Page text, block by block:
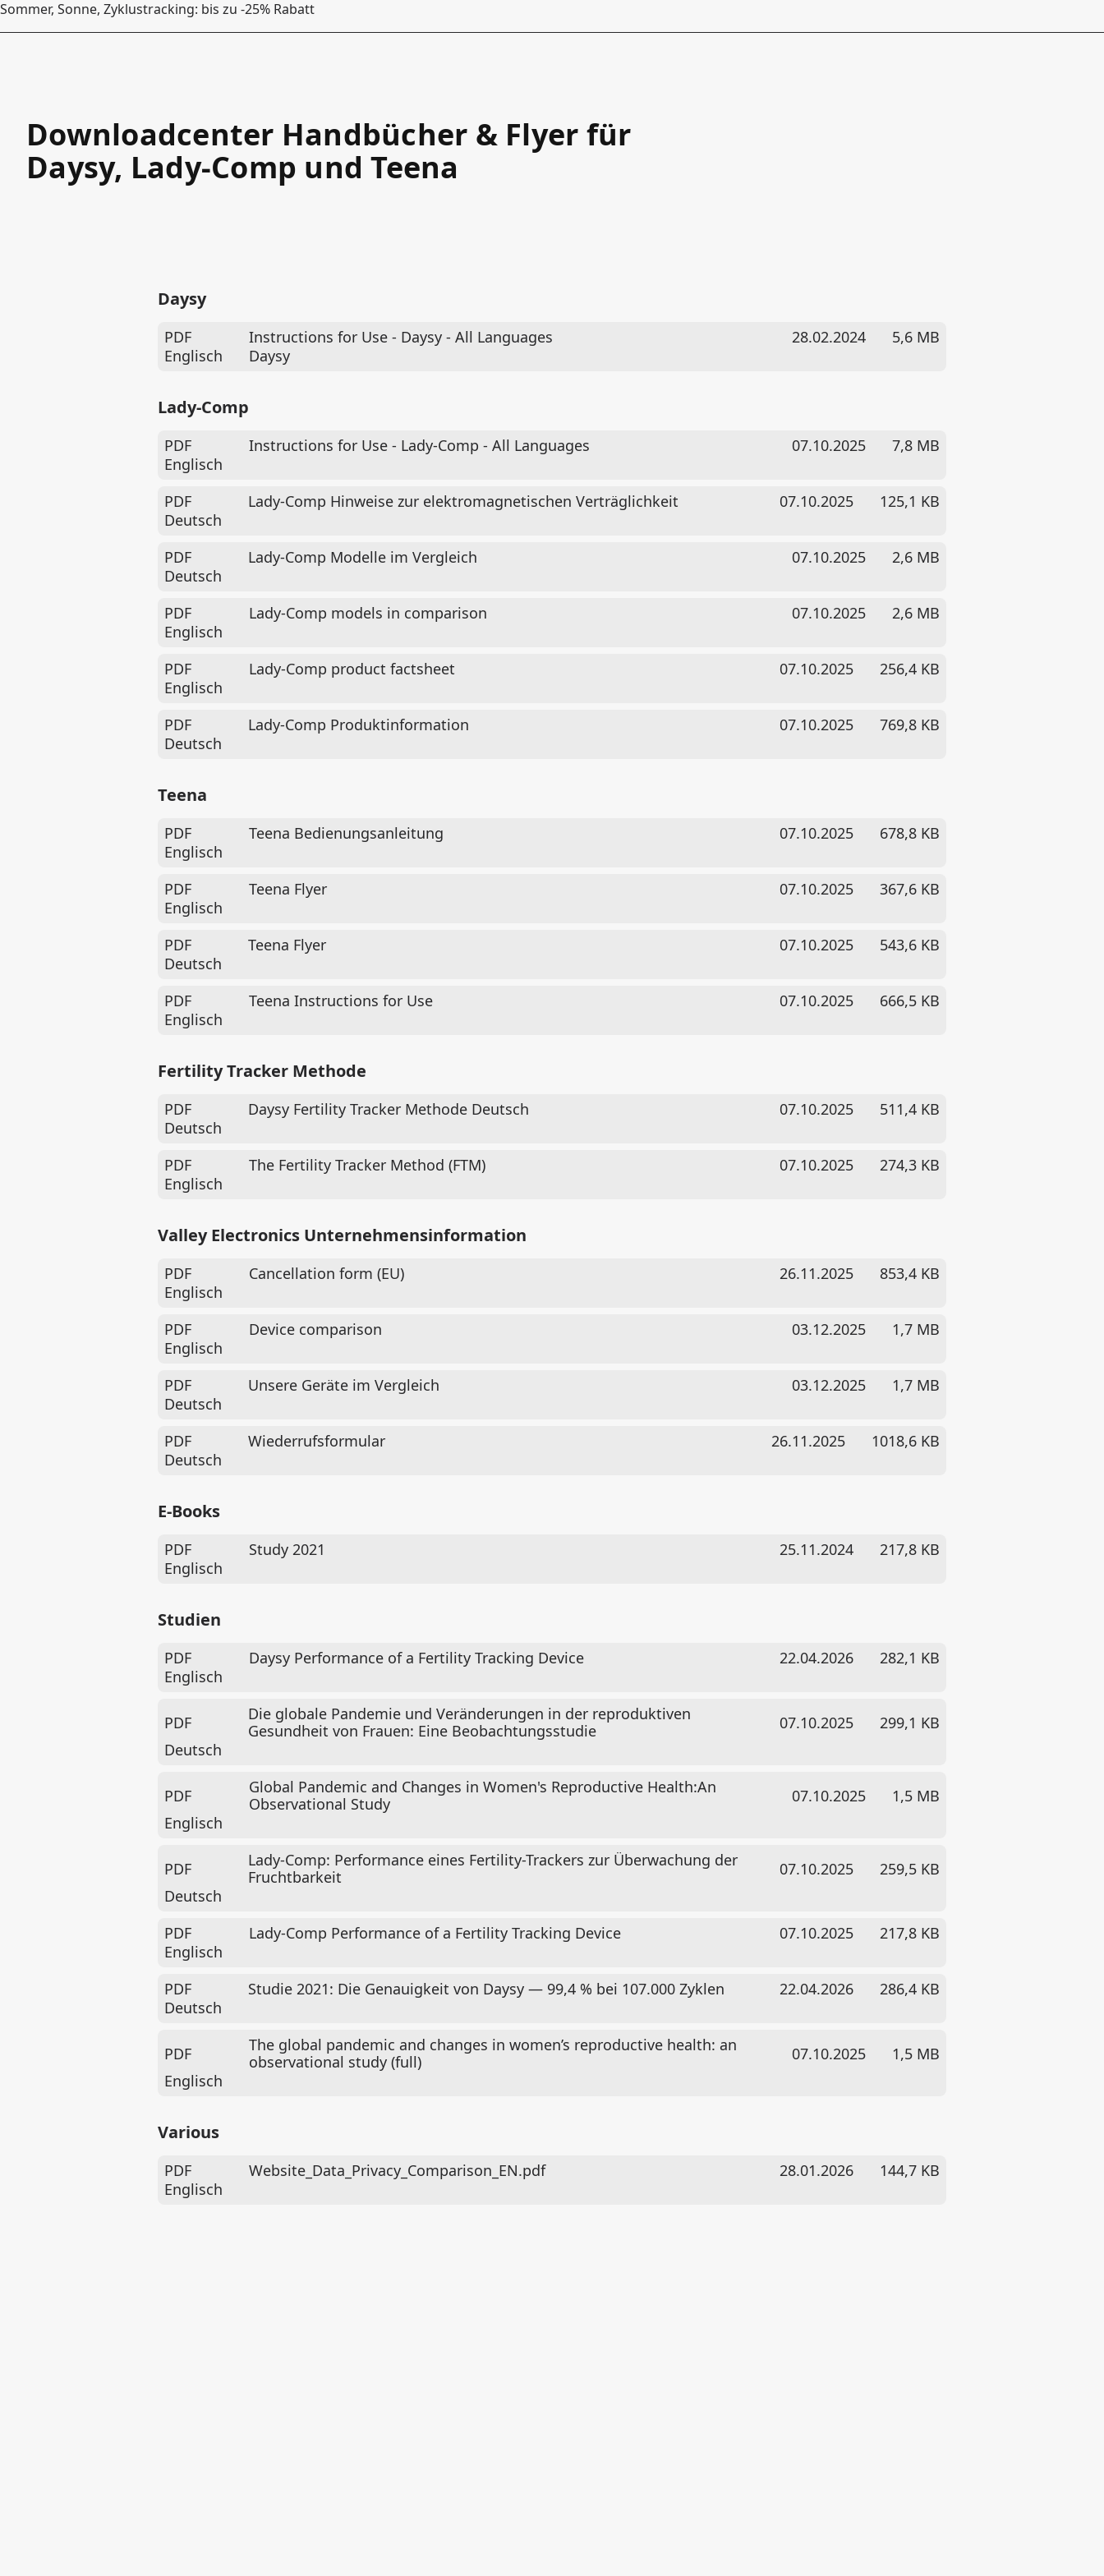
Sommer, Sonne, Zyklustracking: bis zu -25% Rabatt
Downloadcenter Handbücher & Flyer für
Daysy, Lady-Comp und Teena
Daysy
PDF Instructions for Use - Daysy - All Languages 28.02.2024
5,6 MB
Englisch
Daysy
Lady-Comp
PDF Instructions for Use - Lady-Comp - All Languages 07.10.2025
7,8 MB
Englisch
PDF
Lady-Comp Hinweise zur elektromagnetischen Verträglichkeit 07.10.2025
125,1 KB
Deutsch
PDF
Lady-Comp Modelle im Vergleich 07.10.2025
2,6 MB
Deutsch
PDF
Lady-Comp models in comparison 07.10.2025
2,6 MB
Englisch
PDF
Lady-Comp product factsheet 07.10.2025
256,4 KB
Englisch
PDF
Lady-Comp Produktinformation 07.10.2025
769,8 KB
Deutsch
Teena
PDF Teena Bedienungsanleitung 07.10.2025
678,8 KB
Englisch
PDF
Teena Flyer 07.10.2025
367,6 KB
Englisch
PDF
Teena Flyer 07.10.2025
543,6 KB
Deutsch
PDF
Teena Instructions for Use 07.10.2025
666,5 KB
Englisch
Fertility Tracker Methode
PDF Daysy Fertility Tracker Methode Deutsch 07.10.2025
511,4 KB
Deutsch
PDF
The Fertility Tracker Method (FTM) 07.10.2025
274,3 KB
Englisch
Valley Electronics Unternehmensinformation
PDF Cancellation form (EU) 26.11.2025
853,4 KB
Englisch
PDF
Device comparison 03.12.2025
1,7 MB
Englisch
PDF
Unsere Geräte im Vergleich 03.12.2025
1,7 MB
Deutsch
PDF
Wiederrufsformular 26.11.2025
1018,6 KB
Deutsch
E-Books
PDF Study 2021 25.11.2024
217,8 KB
Englisch
Studien
PDF Daysy Performance of a Fertility Tracking Device 22.04.2026
282,1 KB
Englisch
PDF
Die globale Pandemie und Veränderungen in der reproduktiven
Gesundheit von Frauen: Eine Beobachtungsstudie
07.10.2025
299,1 KB
Deutsch
PDF
Global Pandemic and Changes in Women's Reproductive Health:An
Observational Study
07.10.2025
1,5 MB
Englisch
PDF
Lady-Comp: Performance eines Fertility-Trackers zur Überwachung der
Fruchtbarkeit
07.10.2025
259,5 KB
Deutsch
PDF
Lady-Comp Performance of a Fertility Tracking Device 07.10.2025
217,8 KB
Englisch
PDF
Studie 2021: Die Genauigkeit von Daysy — 99,4 % bei 107.000 Zyklen 22.04.2026
286,4 KB
Deutsch
PDF
The global pandemic and changes in women’s reproductive health: an
observational study (full)
07.10.2025
1,5 MB
Englisch
Various
PDF Website_Data_Privacy_Comparison_EN.pdf 28.01.2026
144,7 KB
Englisch